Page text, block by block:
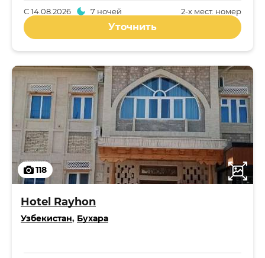
2-x мест. номер
С14.08.2026 7 ночей
Уточнить
118
Hotel Rayhon
Узбекистан, Бухара